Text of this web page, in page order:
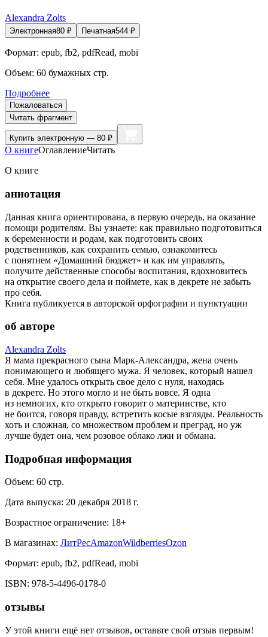
Alexandra Zolts
Электронная80 ₽ Печатная544 ₽
Формат: epub, fb2, pdfRead, mobi
Объем: 60 бумажных стр.
Подробнее
Пожаловаться
Читать фрагмент
Купить электронную — 80 ₽
О книгеОглавлениеЧитать
О книге
аннотация
Данная книга ориентирована, в первую очередь, на оказание
помощи родителям. Вы узнаете: как правильно подготовиться
к беременности и родам, как подготовить своих
родственников, как сохранить семью, ознакомитесь
с понятием «Домашний бюджет» и как им управлять,
получите действенные способы воспитания, вдохновитесь
на открытие своего дела и поймете, как в декрете не забыть
про себя.
Книга публикуется в авторской орфографии и пунктуации
об авторе
Alexandra Zolts
Я мама прекрасного сына Марк-Александра, жена очень
понимающего и любящего мужа. Я человек, который нашел
себя. Мне удалось открыть свое дело с нуля, находясь
в декрете. Но этого могло и не быть вовсе. Я одна
из немногих, кто открыто говорит о материнстве, кто
не боится, говоря правду, встретить косые взгляды. Реальность
хоть и сложная, со множеством проблем и преград, но уж
лучше будет она, чем розовое облако лжи и обмана.
Подробная информация
Объем: 60 стр.
Дата выпуска: 20 декабря 2018 г.
Возрастное ограничение: 18+
В магазинах: ЛитРесAmazonWildberriesOzon
Формат: epub, fb2, pdfRead, mobi
ISBN: 978-5-4496-0178-0
отзывы
У этой книги ещё нет отзывов, оставьте свой отзыв первым!